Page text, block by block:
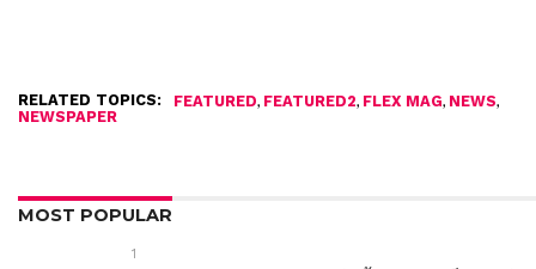
RELATED TOPICS: FEATURED, FEATURED2, FLEX MAG, NEWS,
NEWSPAPER
MOST POPULAR
1